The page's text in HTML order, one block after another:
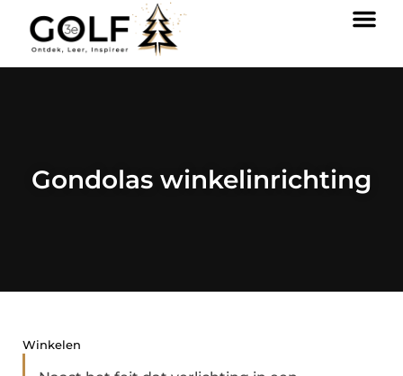
Gondolas winkelinrichting
Winkelen